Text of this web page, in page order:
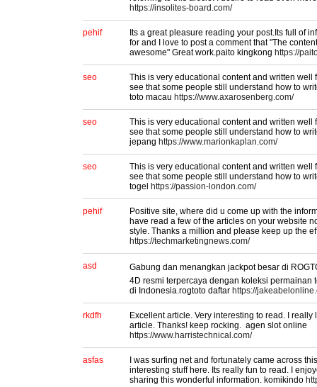
https://insolites-board.com/
pehif
Its a great pleasure reading your post.Its full of
for and I love to post a comment that "The
awesome" Great work.paito kingkong https://
seo
This is very educational content and written well
see that some people still understand how to
toto macau https://www.axarosenberg.com/
seo
This is very educational content and written well
see that some people still understand how to
jepang https://www.marionkaplan.com/
seo
This is very educational content and written well
see that some people still understand how to
togel
https://passion-london.com/
pehif
Positive site, where did u come up with the
have read a few of the articles on your website
style. Thanks a million and please keep up the
https://techmarketingnews.com/
asd
Gabung dan menangkan jackpot besar di
4D resmi terpercaya dengan koleksi permainan
di Indonesia.rogtoto daftar https://
rkdfh
Excellent article. Very interesting to read. I
article. Thanks! keep rocking. agen slot online
https://www.harristechnical.com/
asfas
I was surfing net and fortunately came across
interesting stuff here. Its really fun to read. I
sharing this wonderful information. komikindo